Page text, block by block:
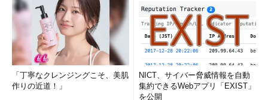
「丁寧なクレンジングこそ、美肌
作りの近道！」
NICT、サイバー脅威情報を自動
集約できるWebアプリ「EXIST」
を公開